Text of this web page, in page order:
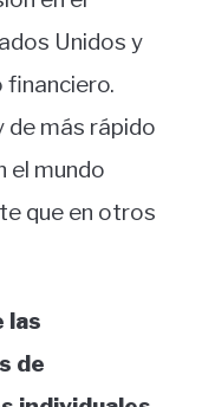
Unidos y
financiero.
de más rápido
el mundo
que en otros
las
de